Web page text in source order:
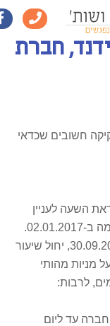
חברת
חקיקה חשובים שכדאי
השעה לעניין
חלוקת דיבידנד לבעל מניות מהותי, התפרסמה ב-02.01.2017.
הוראת השעה קובעת שלתקופה שעד ל- 30.09.2017, יחול שיעור
מניות מהותי
עד ליום